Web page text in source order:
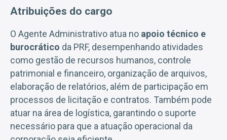
Atribuições do cargo
O Agente Administrativo atua no apoio técnico e
burocrático da PRF, desempenhando atividades
como gestão de recursos humanos, controle
patrimonial e financeiro, organização de arquivos,
elaboração de relatórios, além de participação em
processos de licitação e contratos. Também pode
atuar na área de logística, garantindo o suporte
necessário para que a atuação operacional da